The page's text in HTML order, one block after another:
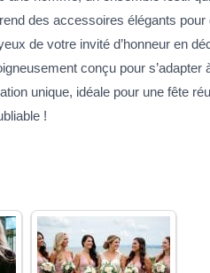
des accessoires élégants
de votre invité d’honneur en
conçu pour s’adapter
unique, idéale pour une fête
!